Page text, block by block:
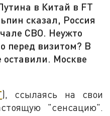
в Китай в FT
сказал, Россия
СВО. Неужто
перед визитом? В
оставили. Москве
), ссылаясь на свои
"сенсацию".